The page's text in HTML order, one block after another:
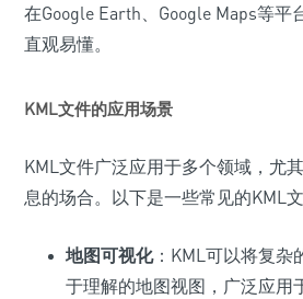
在Google Earth、Google Maps等平
直观易懂。
KML文件的应用场景
KML文件广泛应用于多个领域，尤
息的场合。以下是一些常见的KML
地图可视化：KML可以将复杂
于理解的地图视图，广泛应用